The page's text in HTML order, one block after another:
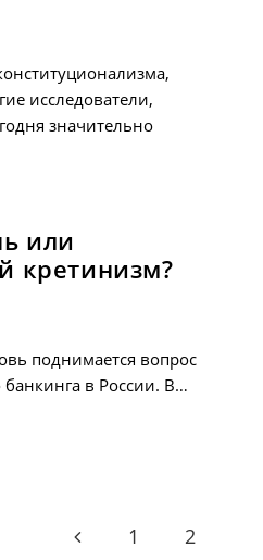
исследователи,
значительно
или
кретинизм?
поднимается вопрос
банкинга в России. В…
Go to the previous page
1 2